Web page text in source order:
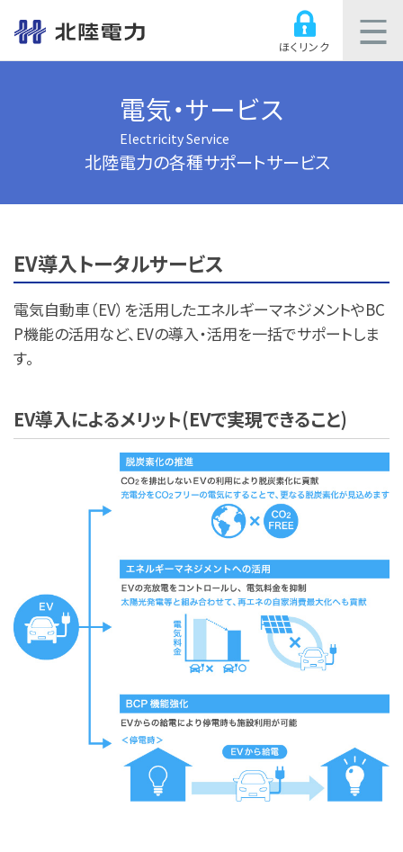
ほくリンク
電気・サービス
Electricity Service
北陸電力の各種サポートサービス
EV導入トータルサービス
電気自動車（EV）を活用したエネルギーマネジメントやBC
P機能の活用など、EVの導入・活用を一括でサポートしま
す。
EV導入によるメリット(EVで実現できること)